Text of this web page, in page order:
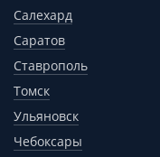
Салехард
Саратов
Ставрополь
Томск
Ульяновск
Чебоксары